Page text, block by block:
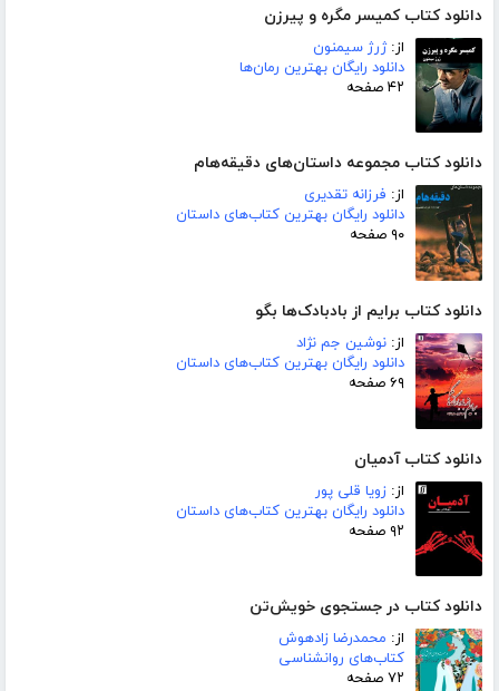
دانلود کتاب کمیسر مگره و پیرزن
از:ژرژ سیمنون
دانلود رایگان بهترین رمان‌ها
۴۲ صفحه
دانلود کتاب مجموعه داستان‌های دقیقه‌هام
از: فرزانه تقدیری
دانلود رایگان بهترین کتاب‌های داستان
۹۰ صفحه
دانلود کتاب برایم از بادبادک‌ها بگو
از: نوشین جم نژاد
دانلود رایگان بهترین کتاب‌های داستان
۶۹ صفحه
دانلود کتاب آدمیان
از: زویا قلی پور
دانلود رایگان بهترین کتاب‌های داستان
۹۲ صفحه
دانلود کتاب در جستجوی خویش‌تن
از: محمدرضا زادهوش
کتاب‌های روانشناسی
۷۲ صفحه